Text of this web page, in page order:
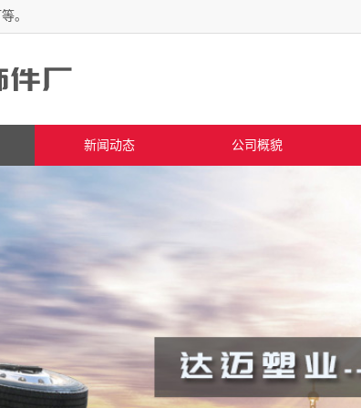
。
新闻动态 公司概貌